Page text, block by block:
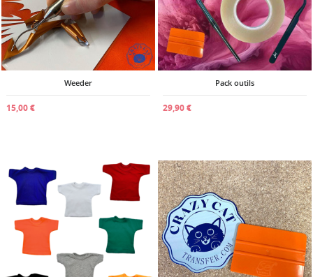
Weeder
15,00 €
Pack outils
29,90 €